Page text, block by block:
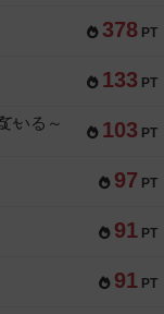
378 PT
133 PT
103 PT
いる～
97 PT
91 PT
91 PT